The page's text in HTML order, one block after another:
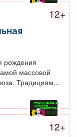
12+
рождения
массовой
Традициям...
12+